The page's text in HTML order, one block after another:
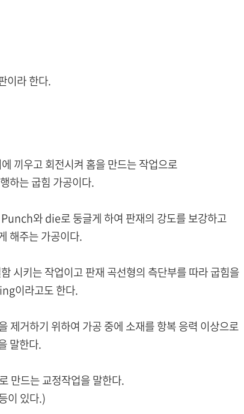
이라 한다.
끼우고 회전시켜 홈을 만드는 작업으로
하는 굽힘 가공이다.
와 die로 둥글게 하여 판재의 강도를 보강하고
해주는 가공이다.
시키는 작업이고 판재 곡선형의 측단부를 따라 굽힘을
이라고도 한다.
거하기 위하여 가공 중에 소재를 항복 응력 이상으로
말한다.
만드는 교정작업을 말한다.
이 있다.)